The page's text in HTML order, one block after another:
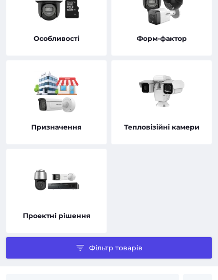
Особливості Форм-фактор
Призначення Тепловізійні камери
Проектні рішення
Фільтр товарів